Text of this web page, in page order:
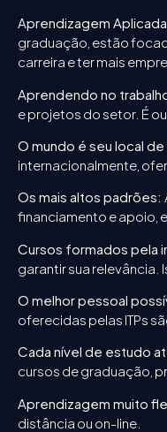
Aprendizagem
graduação, estão
carreira e ter mais
Aprendendo no
e projetos do setor. É
O mundo é seu local
internacionalmente,
Os mais altos padrões:
financiamento e apoio,
Cursos formados pela
garantir sua relevância.
O melhor pessoal
oferecidas pelas ITPs
Cada nível de estudo
cursos de graduação,
Aprendizagem muito
distância ou on-line.